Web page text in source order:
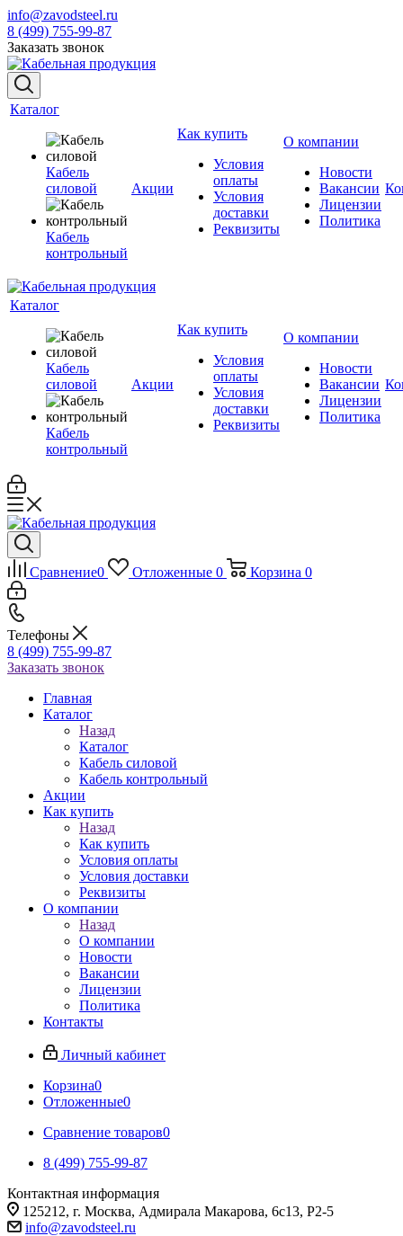
info@zavodsteel.ru
8 (499) 755-99-87
Заказать звонок
Каталог
Кабель
силовой
Кабель
контрольный
Акции
Как купить
Условия
оплаты
Условия
доставки
Реквизиты
О компании
Новости
Вакансии
Лицензии
Политика
Каталог
Кабель
силовой
Кабель
контрольный
Акции
Как купить
Условия
оплаты
Условия
доставки
Реквизиты
О компании
Новости
Вакансии
Лицензии
Политика
Сравнение0 Отложенные 0 Корзина 0
Телефоны
8 (499) 755-99-87
Заказать звонок
Главная
Каталог
Назад
Каталог
Кабель силовой
Кабель контрольный
Акции
Как купить
Назад
Как купить
Условия оплаты
Условия доставки
Реквизиты
О компании
Назад
О компании
Новости
Вакансии
Лицензии
Политика
Контакты
Личный кабинет
Корзина0
Отложенные0
Сравнение товаров0
8 (499) 755-99-87
Контактная информация
125212, г. Москва, Адмирала Макарова, 6с13, Р2-5
info@zavodsteel.ru